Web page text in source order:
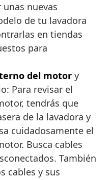
nuevas
de tu lavadora
en tiendas
para
del motor y
Para revisar el
tendrás que
de la lavadora y
cuidadosamente el
Busca cables
También
cables y sus